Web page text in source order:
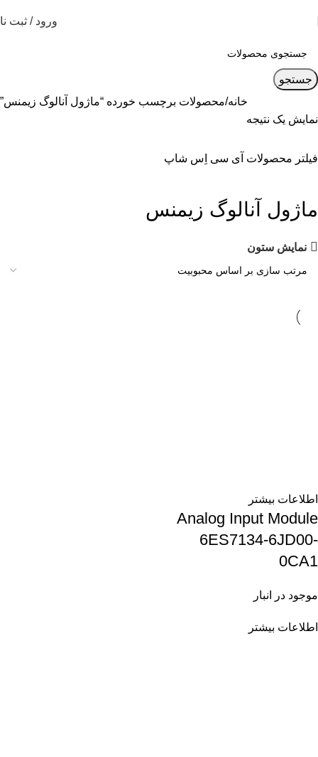
ورود / ثبت
جستجو
خانه محصولات برچسب خورده “ماژول آنالوگ زیمنس”
نمایش یک نتیجه
فیلتر محصولات آی سی اِس شاپ
ماژول آنالوگ زیمنس
نمایش ستون
اطلاعات بیشتر
Analog Input Module
6ES7134-6JD00-
0CA1
موجود در انبار
اطلاعات بیشتر